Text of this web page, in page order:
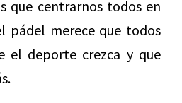
que centrarnos todos en
pádel merece que todos
el deporte crezca y que